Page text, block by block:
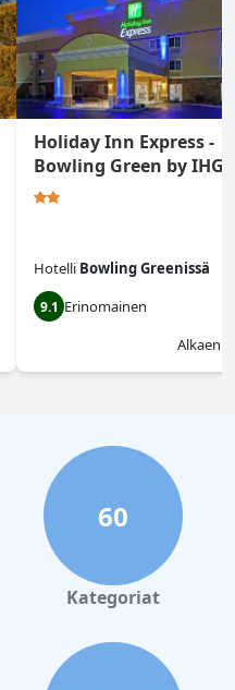
Holiday Inn Express -
Bowling Green by IHG
Hotelli Bowling Greenissä
9.1 Erinomainen
Alkaen
60
Kategoriat